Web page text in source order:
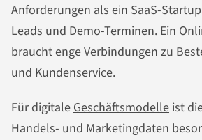
Anforderungen als ein SaaS-
Leads und Demo-Terminen. Ein
braucht enge Verbindungen zu
und Kundenservice.
Für digitaleGeschäftsmodelle ist
Handels- und Marketingdaten